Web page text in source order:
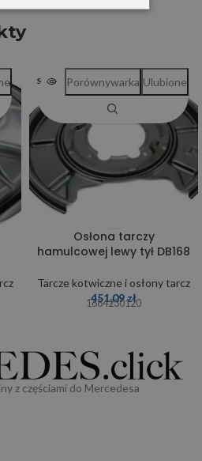
SOLD OUT
Osłona tarczy
hamulcowej lewy tył DB168
Tarcze kotwiczne i osłony tarcz
451,09zł
1684230120
Porównywarka Ulubione
z częściami do Mercedesa